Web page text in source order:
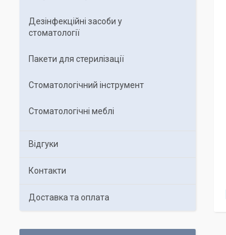
Дезінфекційні засоби у
стоматології
Пакети для стерилізації
Стоматологічний інструмент
Стоматологічні меблі
Відгуки
Контакти
Доставка та оплата